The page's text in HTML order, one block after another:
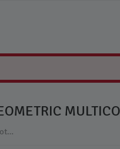
Camasa Tip Ie Traditionala de Baieti Alba cu Motiv Geometric Multicolor - ITB05